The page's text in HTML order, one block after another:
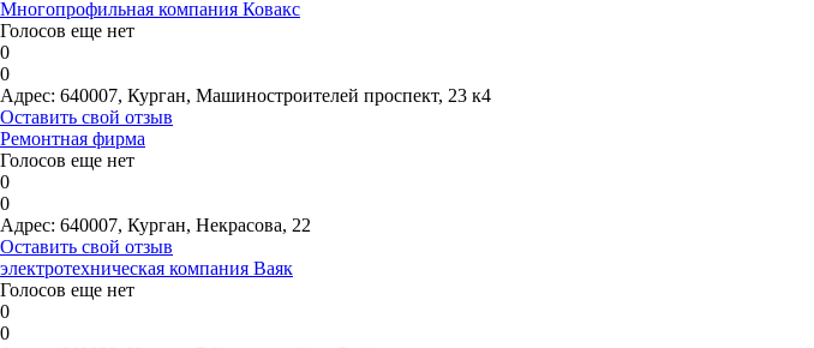
Многопрофильная компания Ковакс
Голосов еще нет
0
0
Адрес: 640007, Курган, Машиностроителей проспект, 23 к4
Оставить свой отзыв
Ремонтная фирма
Голосов еще нет
0
0
Адрес: 640007, Курган, Некрасова, 22
Оставить свой отзыв
электротехническая компания Ваяк
Голосов еще нет
0
0